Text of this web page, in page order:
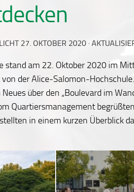
27. OKTOBER 2020 ·
stand am 22. Oktober 2020 im
von der Alice-Salomon-
über den „Boulevard im
Quartiersmanagement
in einem kurzen Überblick